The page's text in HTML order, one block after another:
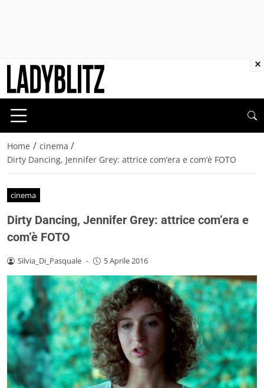
Home / cinema /
Dirty Dancing, Jennifer Grey: attrice com’era e com’è FOTO
cinema
Dirty Dancing, Jennifer Grey: attrice com’era e
com’è FOTO
Silvia_Di_Pasquale - 5 Aprile 2016
×